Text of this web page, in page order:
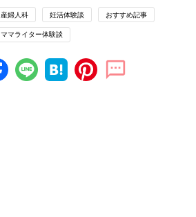
コーで「お豆さん（胎芽）」を目視した
涙があふれました。クリスマスのイルミ
。
婦人科 妊活体験談 おすすめ記事
ママライター体験談